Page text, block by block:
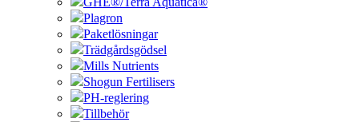
Plagron
Paketlösningar
Trädgårdsgödsel
Mills Nutrients
Shogun Fertilisers
PH-reglering
Tillbehör